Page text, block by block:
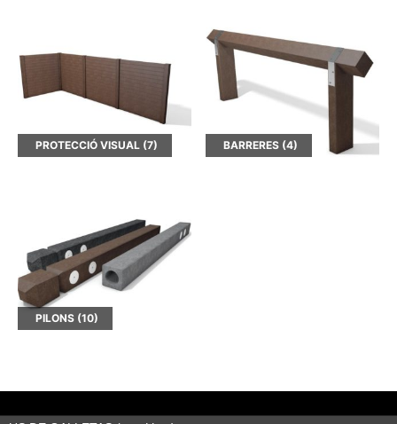
PROTECCIÓ VISUAL (7) BARRERES (4)
PILONS (10)